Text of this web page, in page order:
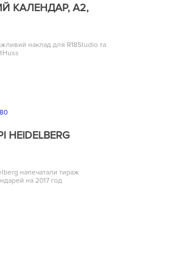
КАЛЕНДАР, А2,
наклад для R18Studio та
напечатали тираж
на 2017 год